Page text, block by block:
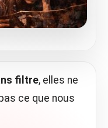
filtre, elles ne
ce que nous